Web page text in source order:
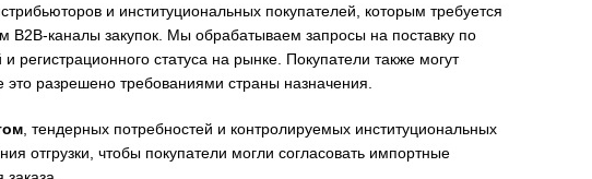
и институциональных покупателей, которым требуется
B2B-каналы закупок. Мы обрабатываем запросы на поставку по
статуса на рынке. Покупатели также могут
это разрешено требованиями страны назначения.
, тендерных потребностей и контролируемых институциональных
отгрузки, чтобы покупатели могли согласовать импортные